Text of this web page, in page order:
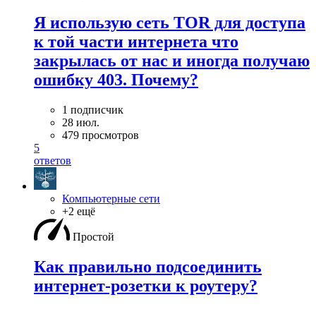
Я использую сеть TOR для доступа
к той части интернета что
закрылась от нас и иногда получаю
ошибку 403. Почему?
1 подписчик
28 июл.
479 просмотров
5
ответов
Компьютерные сети
+2 ещё
Простой
Как правильно подсоединить
интернет-розетки к роутеру?